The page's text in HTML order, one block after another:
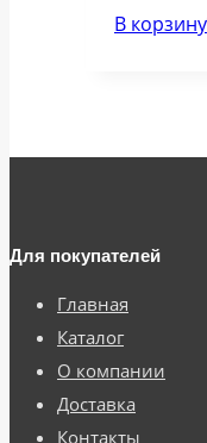
В корзину
Для покупателей
Главная
Каталог
О компании
Доставка
Контакты